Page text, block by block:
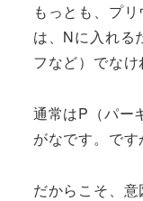
もっとも、プ
は、Nに入れる
フなど）でな
通常はP（パー
がなです。で
だからこそ、